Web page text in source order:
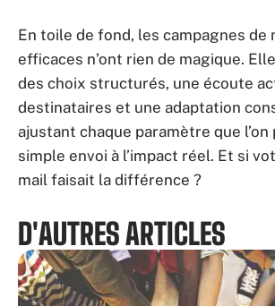
En toile de fond, les campagnes de
efficaces n’ont rien de magique.
des choix structurés, une écoute
destinataires et une adaptation
ajustant chaque paramètre que l’on
simple envoi à l’impact réel. Et si
mail faisait la différence ?
D'AUTRES ARTICLES